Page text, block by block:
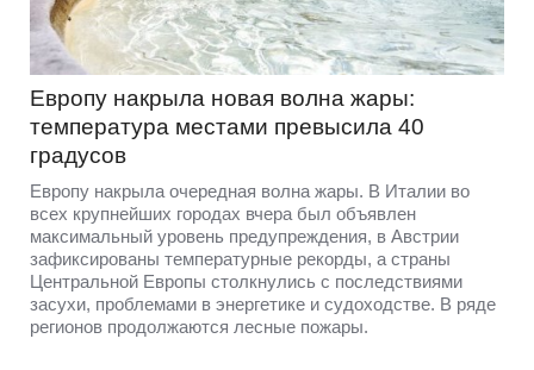
Европу накрыла новая волна жары:
температура местами превысила 40
градусов
Европу накрыла очередная волна жары. В Италии во
всех крупнейших городах вчера был объявлен
максимальный уровень предупреждения, в Австрии
зафиксированы температурные рекорды, а страны
Центральной Европы столкнулись с последствиями
засухи, проблемами в энергетике и судоходстве. В ряде
регионов продолжаются лесные пожары.